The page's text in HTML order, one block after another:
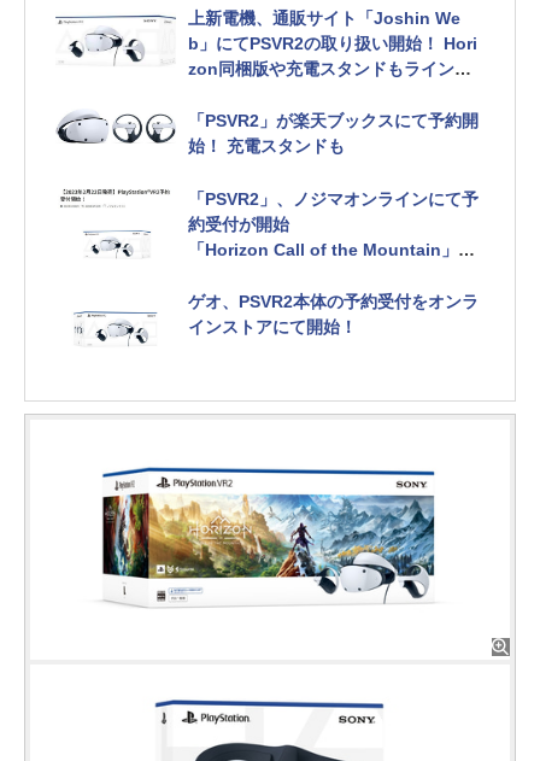
上新電機、通販サイト「Joshin We
b」にてPSVR2の取り扱い開始！ Hori
zon同梱版や充電スタンドもラインナ
「PSVR2」が楽天ブックスにて予約開
始！ 充電スタンドも
「PSVR2」、ノジマオンラインにて予
約受付が開始
「Horizon Call of the Mountain」同
ゲオ、PSVR2本体の予約受付をオンラ
インストアにて開始！